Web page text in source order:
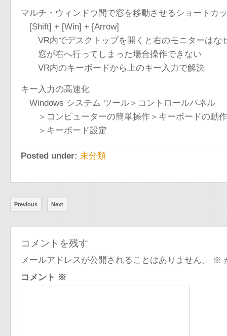
マルチ・ウィンドウ間で窓を移動させるショートカ
[Shift] + [Win] + [Arrow]
VR内でデスクトップを開くと右のモニターはな
窓が右へ行ってしまった場合操作できない
VR内のキーボードから上のキー入力で解決
キー入力の高速化
Windows システム ツール＞コントロールパネル
＞コンピューターの簡単操作＞キーボードの動
＞キーボード設定
Posted under: 未分類
Previous Next
コメントを残す
メールアドレスが公開されることはありません。 ※
コメント ※